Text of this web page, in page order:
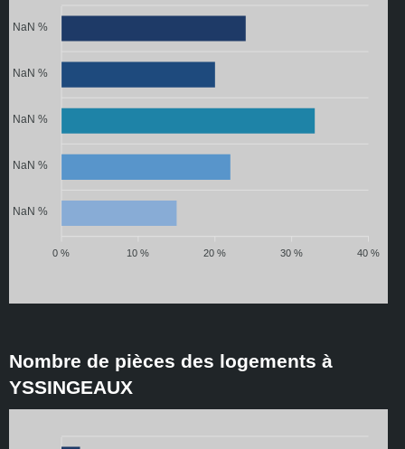
NaN %
NaN %
NaN %
NaN %
NaN %
40 %
30 %
20 %
10 %
0 %
Nombre de pièces des logements à
YSSINGEAUX